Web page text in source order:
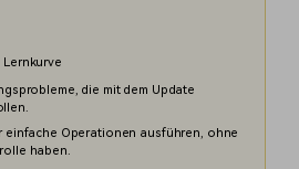
die mit dem Update
einfache Operationen ausführen, ohne
haben.